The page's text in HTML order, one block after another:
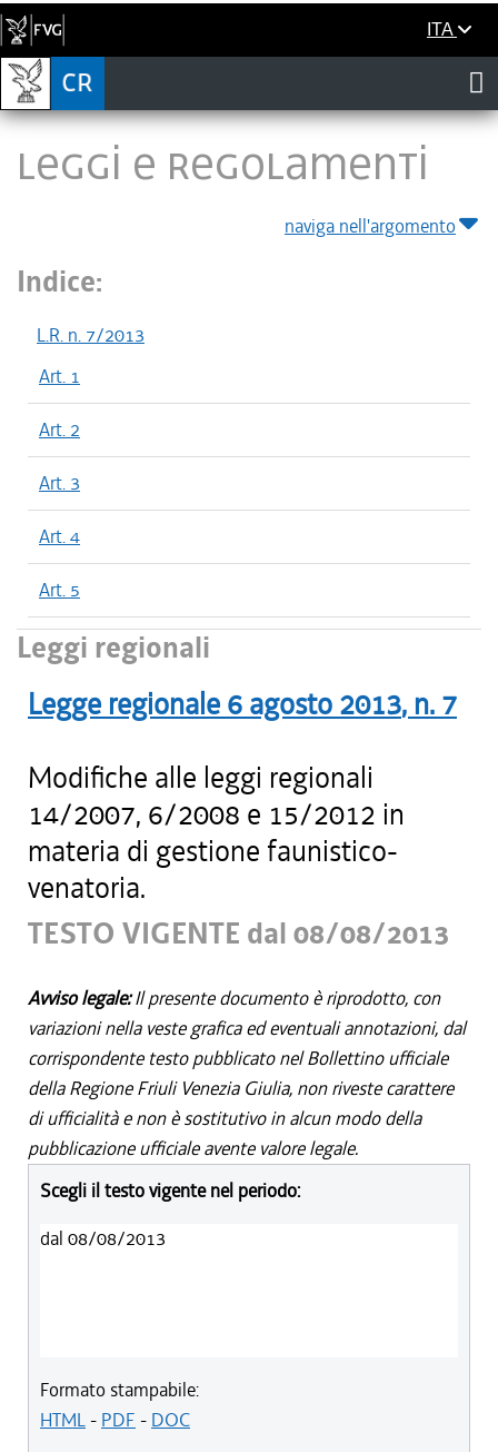
ITA
LEGGI E REGOLAMENTI
naviga nell'argomento
Indice:
L.R. n. 7/2013
Art. 1
Art. 2
Art. 3
Art. 4
Art. 5
Leggi regionali
Legge regionale 6 agosto 2013, n. 7
Modifiche alle leggi regionali
14/2007, 6/2008 e 15/2012 in
materia di gestione faunistico-
venatoria.
TESTO VIGENTE dal 08/08/2013
Avviso legale:Il presente documento è riprodotto, con
variazioni nella veste grafica ed eventuali annotazioni, dal
corrispondente testo pubblicato nel Bollettino ufficiale
della Regione Friuli Venezia Giulia, non riveste carattere
di ufficialità e non è sostitutivo in alcun modo della
pubblicazione ufficiale avente valore legale.
Scegli il testo vigente nel periodo:
dal 08/08/2013
Formato stampabile:
HTML- PDF - DOC